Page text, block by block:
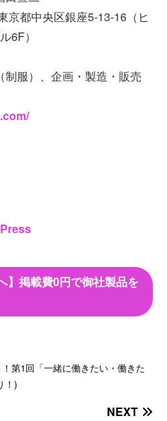
都中央区銀座5-13-16（ヒ
6F）
服）、企画・製造・販売
】掲載費0円で御社製品を
第1回「一緒に働きたい・働きた
！)
NEXT